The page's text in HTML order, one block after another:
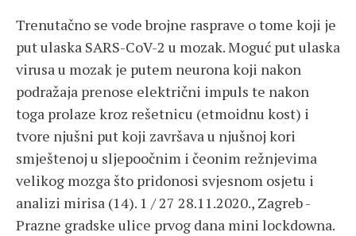
Trenutačno se vode brojne rasprave o tome koji je
put ulaska SARS-CoV-2 u mozak. Moguć put ulaska
virusa u mozak je putem neurona koji nakon
podražaja prenose električni impuls te nakon
toga prolaze kroz rešetnicu (etmoidnu kost) i
tvore njušni put koji završava u njušnoj kori
smještenoj u sljepoočnim i čeonim režnjevima
velikog mozga što pridonosi svjesnom osjetu i
analizi mirisa (14). 1 / 27 28.11.2020., Zagreb -
Prazne gradske ulice prvog dana mini lockdowna.